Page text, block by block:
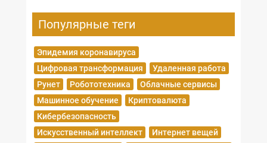
Популярные теги
Эпидемия коронавируса
Цифровая трансформация
Удаленная работа
Рунет
Робототехника
Облачные сервисы
Машинное обучение
Криптовалюта
Кибербезопасность
Искусственный интеллект
Интернет вещей